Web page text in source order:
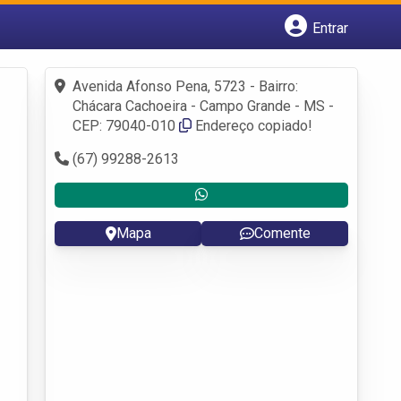
Entrar
Fazer login
Criar conta
Avenida Afonso Pena, 5723 - Bairro:
Chácara Cachoeira - Campo Grande - MS -
CEP: 79040-010
Endereço copiado!
(67) 99288-2613
Mapa Comente